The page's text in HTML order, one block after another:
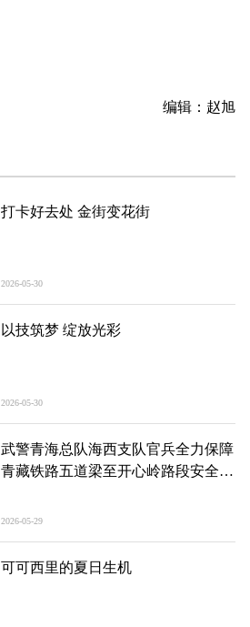
编辑：赵旭
打卡好去处 金街变花街
2026-05-30
以技筑梦 绽放光彩
2026-05-30
武警青海总队海西支队官兵全力保障
青藏铁路五道梁至开心岭路段安全畅
2026-05-29
可可西里的夏日生机